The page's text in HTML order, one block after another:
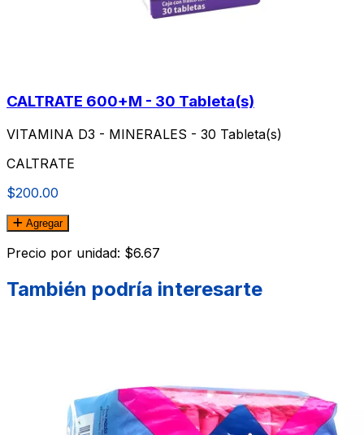
CALTRATE 600+M - 30 Tableta(s)
VITAMINA D3 - MINERALES - 30 Tableta(s)
CALTRATE
$200.00
Agregar
Precio por unidad: $6.67
También podría interesarte